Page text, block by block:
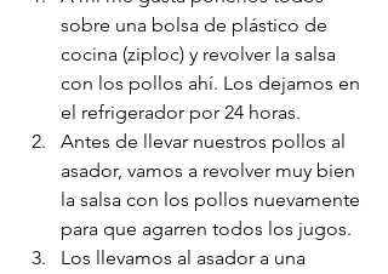
sobre una bolsa de plástico de
cocina (ziploc) y revolver la salsa
con los pollos ahí. Los dejamos en
el refrigerador por 24 horas.
Antes de llevar nuestros pollos al
asador, vamos a revolver muy bien
la salsa con los pollos nuevamente
para que agarren todos los jugos.
Los llevamos al asador a una